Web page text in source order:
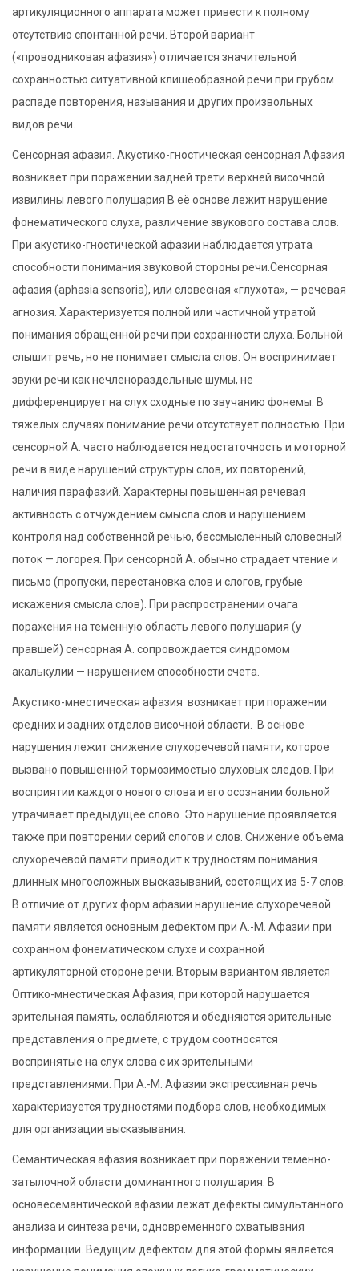
артикуляционного аппарата может привести к полному
отсутствию спонтанной речи. Второй вариант
(«проводниковая афазия») отличается значительной
сохранностью ситуативной клишеобразной речи при грубом
распаде повторения, называния и других произвольных
видов речи.
Сенсорная афазия. Акустико-гностическая сенсорная Афазия
возникает при поражении задней трети верхней височной
извилины левого полушария В её основе лежит нарушение
фонематического слуха, различение звукового состава слов.
При акустико-гностической афазии наблюдается утрата
способности понимания звуковой стороны речи.Сенсорная
афазия (aphasia sensoria), или словесная «глухота», — речевая
агнозия. Характеризуется полной или частичной утратой
понимания обращенной речи при сохранности слуха. Больной
слышит речь, но не понимает смысла слов. Он воспринимает
звуки речи как нечленораздельные шумы, не
дифференцирует на слух сходные по звучанию фонемы. В
тяжелых случаях понимание речи отсутствует полностью. При
сенсорной А. часто наблюдается недостаточность и моторной
речи в виде нарушений структуры слов, их повторений,
наличия парафазий. Характерны повышенная речевая
активность с отчуждением смысла слов и нарушением
контроля над собственной речью, бессмысленный словесный
поток — логорея. При сенсорной А. обычно страдает чтение и
письмо (пропуски, перестановка слов и слогов, грубые
искажения смысла слов). При распространении очага
поражения на теменную область левого полушария (у
правшей) сенсорная А. сопровождается синдромом
акалькулии — нарушением способности счета.
Акустико-мнестическая афазия возникает при поражении
средних и задних отделов височной области. В основе
нарушения лежит снижение слухоречевой памяти, которое
вызвано повышенной тормозимостью слуховых следов. При
восприятии каждого нового слова и его осознании больной
утрачивает предыдущее слово. Это нарушение проявляется
также при повторении серий слогов и слов. Снижение объема
слухоречевой памяти приводит к трудностям понимания
длинных многосложных высказываний, состоящих из 5-7 слов.
В отличие от других форм афазии нарушение слухоречевой
памяти является основным дефектом при А.-М. Афазии при
сохранном фонематическом слухе и сохранной
артикуляторной стороне речи. Вторым вариантом является
Оптико-мнестическая Афазия, при которой нарушается
зрительная память, ослабляются и обедняются зрительные
представления о предмете, с трудом соотносятся
воспринятые на слух слова с их зрительными
представлениями. При А.-М. Афазии экспрессивная речь
характеризуется трудностями подбора слов, необходимых
для организации высказывания.
Семантическая афазия возникает при поражении теменно-
затылочной области доминантного полушария. В
основесемантической афазии лежат дефекты симультанного
анализа и синтеза речи, одновременного схватывания
информации. Ведущим дефектом для этой формы является